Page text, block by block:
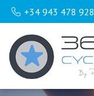
+34 943 478 928